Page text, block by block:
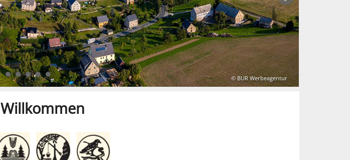
© BUR Werbeagentur